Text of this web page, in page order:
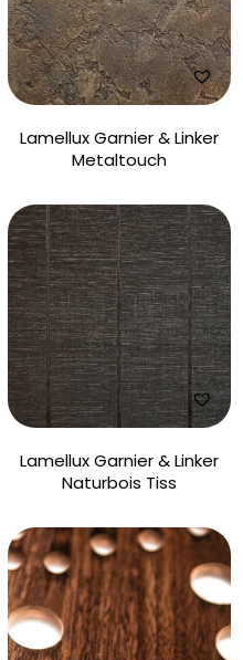
Lamellux Garnier & Linker
Metaltouch
Lamellux Garnier & Linker
Naturbois Tiss